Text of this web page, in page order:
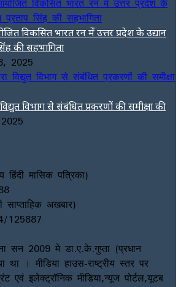
विकसित भारत रन में उत्तर प्रदेश के उद्यान
की सहभागिता
2025
विद्युत विभाग से संबंधित प्रकरणों की समीक्षा की
हिंदी मासिक पत्रिका)
अखबार)
125887
सन 2009 मे डा.ए.के.गुप्ता (प्रधान
था । मीडिया हाउस-राष्ट्रीय स्तर पर
एवं इलेक्ट्रॉनिक मीडिया,न्यूज पोर्टल,यूटब